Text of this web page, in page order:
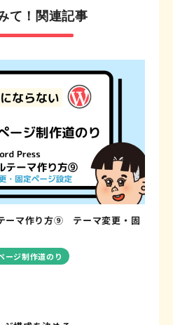
て！関連記事
ーマ作り方⑨ テーマ変更・固
ージ制作道のり